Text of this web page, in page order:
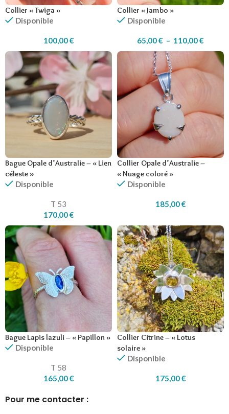
Collier « Twiga »
Disponible
100,00€
Collier « Jambo »
Disponible
65,00€ – 110,00€
Bague Opale d’Australie – « Lien
céleste »
Disponible
T 53
170,00€
Collier Opale d’Australie –
« Nuage coloré »
Disponible
185,00€
Bague Lapis lazuli – « Papillon »
Disponible
T 58
165,00€
Collier Citrine – « Lotus
solaire »
Disponible
175,00€
Pour me contacter :